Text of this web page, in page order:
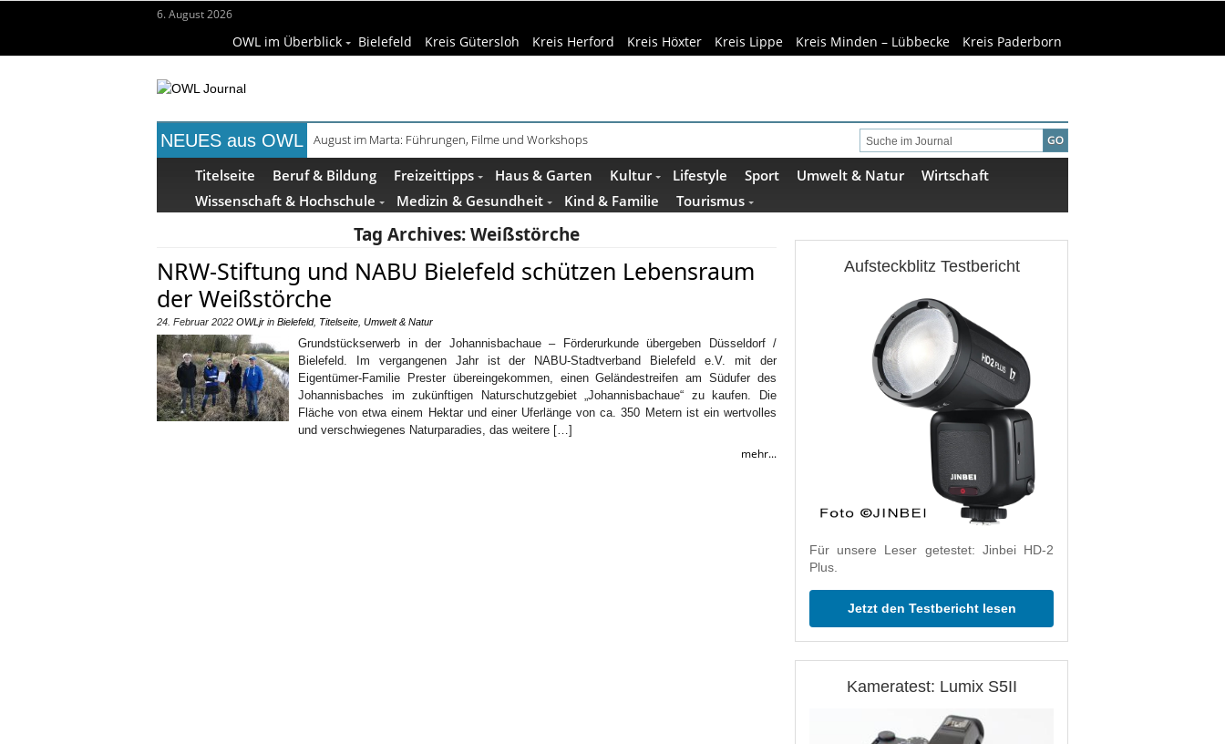
6. August 2026
OWL im Überblick Bielefeld Kreis Gütersloh Kreis Herford Kreis Höxter Kreis Lippe Kreis Minden – Lübbecke Kreis Paderborn
NEUES aus OWL August im Marta: Führungen, Filme und Workshops
Titelseite Beruf & Bildung Freizeittipps Haus & Garten Kultur Lifestyle Sport Umwelt & Natur
Wirtschaft
Wissenschaft & Hochschule
Medizin & Gesundheit Kind & Familie Tourismus
Tag Archives:Weißstörche
NRW-Stiftung und NABU Bielefeld schützen Lebensraum
der Weißstörche
24. Februar 2022 OWLjr in Bielefeld, Titelseite Umwelt & Natur
Grundstückserwerb in der Johannisbachaue – Förderurkunde übergeben Düsseldorf /
Bielefeld. Im vergangenen Jahr ist der NABU-Stadtverband Bielefeld e.V. mit der
Eigentümer-Familie Prester übereingekommen, einen Geländestreifen am Südufer des
Johannisbaches im zukünftigen Naturschutzgebiet „Johannisbachaue“ zu kaufen. Die
Fläche von etwa einem Hektar und einer Uferlänge von ca. 350 Metern ist ein wertvolles
und verschwiegenes Naturparadies, das weitere […]
mehr...
Aufsteckblitz Testbericht
Für unsere Leser getestet: Jinbei HD-2
Plus.
Jetzt den Testbericht lesen
Kameratest: Lumix S5II